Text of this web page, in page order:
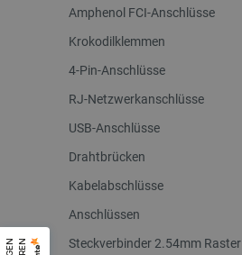
Amphenol FCI-Anschlüsse
Krokodilklemmen
4-Pin-Anschlüsse
RJ-Netzwerkanschlüsse
USB-Anschlüsse
Drahtbrücken
Kabelabschlüsse
Anschlüssen
Steckverbinder 2.54mm Raster